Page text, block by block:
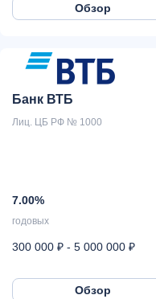
Обзор
Банк ВТБ
Лиц. ЦБ РФ № 1000
7.00%
годовых
300 000 ₽ - 5 000 000 ₽
Обзор